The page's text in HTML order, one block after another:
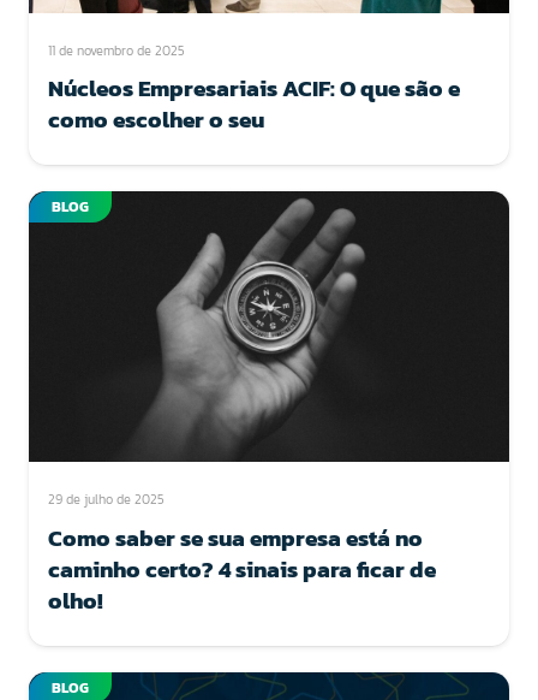
11 de novembro de 2025
Núcleos Empresariais ACIF: O que são e
como escolher o seu
BLOG
29 de julho de 2025
Como saber se sua empresa está no
caminho certo? 4 sinais para ficar de
olho!
BLOG